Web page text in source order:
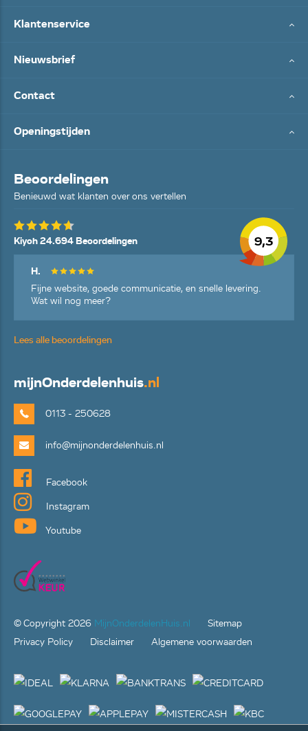
Klantenservice
Nieuwsbrief
Contact
Openingstijden
Beoordelingen
Benieuwd wat klanten over ons vertellen
9,3
Kiyoh 24.694 Beoordelingen
H.
Fijne website, goede communicatie, en snelle levering.
Wat wil nog meer?
Lees alle beoordelingen
mijnOnderdelenhuis.nl
0113 - 250628
info@mijnonderdelenhuis.nl
Facebook
Instagram
Youtube
© Copyright 2026 MijnOnderdelenHuis.nl
Sitemap
Privacy Policy
Disclaimer Algemene voorwaarden